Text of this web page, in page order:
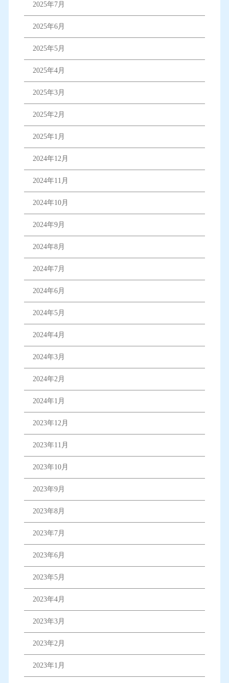
2025年7月
2025年6月
2025年5月
2025年4月
2025年3月
2025年2月
2025年1月
2024年12月
2024年11月
2024年10月
2024年9月
2024年8月
2024年7月
2024年6月
2024年5月
2024年4月
2024年3月
2024年2月
2024年1月
2023年12月
2023年11月
2023年10月
2023年9月
2023年8月
2023年7月
2023年6月
2023年5月
2023年4月
2023年3月
2023年2月
2023年1月